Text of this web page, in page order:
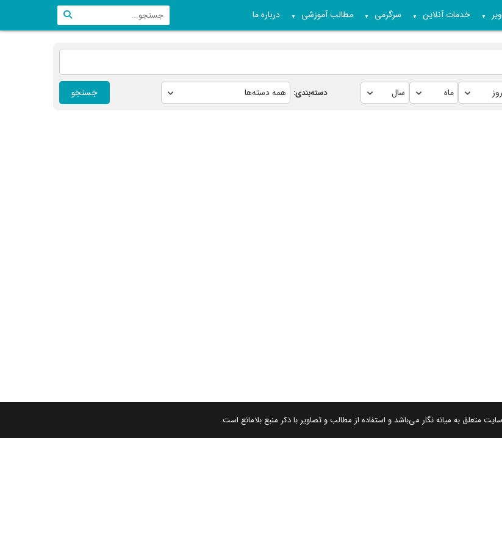
▼ خدمات آنلاین ▼ سرگرمی ▼ مطالب آموزشی ▼ درباره ما
دسته‌بندی: جستجو
متعلق به میانه نگار می‌باشد و استفاده از مطالب و تصاویر با ذکر منبع بلامانع است.